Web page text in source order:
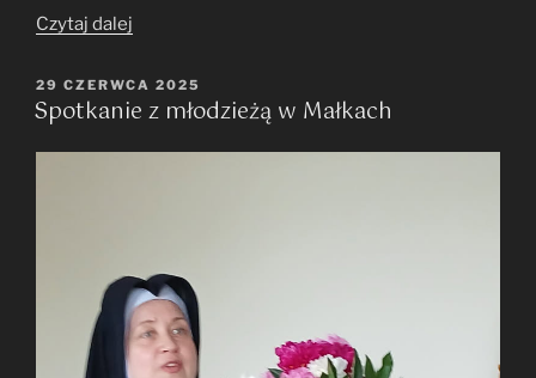
Czytaj dalej
dziewcząt
„Podaj
OPUBLIKOWANE
W
29 CZERWCA 2025
Spotkanie z młodzieżą w Małkach